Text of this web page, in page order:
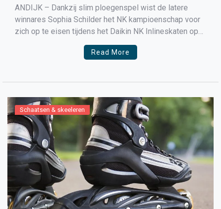
Heerde
ANDIJK – Dankzij slim ploegenspel wist de latere
winnares Sophia Schilder het NK kampioenschap voor
zich op te eisen tijdens het Daikin NK Inlineskaten op
de afvalkoers op de baan van Heerde. De ploeg van
KTT Noordwest bleek te sterk te zijn maar ondanks dat
Read More
Schaatsen & skeeleren